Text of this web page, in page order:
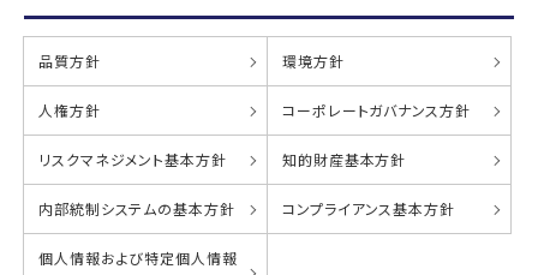
品質方針 環境方針
人権方針 コーポレートガバナンス方針
リスクマネジメント基本方針 知的財産基本方針
内部統制システムの基本方針 コンプライアンス基本方針
個人情報および特定個人情報